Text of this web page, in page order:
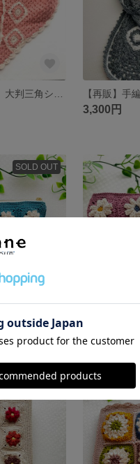
3,300円
SOLD OUT
残り1点